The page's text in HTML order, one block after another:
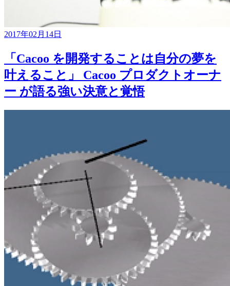
2017年02月14日
「Cacoo を開発することは自分の夢を
叶えること」 Cacoo プロダクトオーナ
ー が語る強い決意と覚悟